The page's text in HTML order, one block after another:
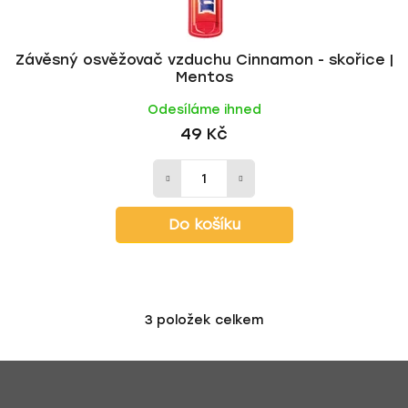
Závěsný osvěžovač vzduchu Cinnamon - skořice |
Mentos
Odesíláme ihned
49 Kč
Do košíku
O
l
3 položek celkem